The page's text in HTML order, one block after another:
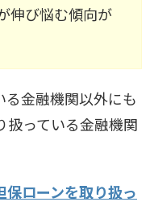
伸び悩む傾向が
金融機関以外にも
扱っている金融機関
保ローンを取り扱っ